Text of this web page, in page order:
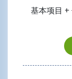
基本项目 +